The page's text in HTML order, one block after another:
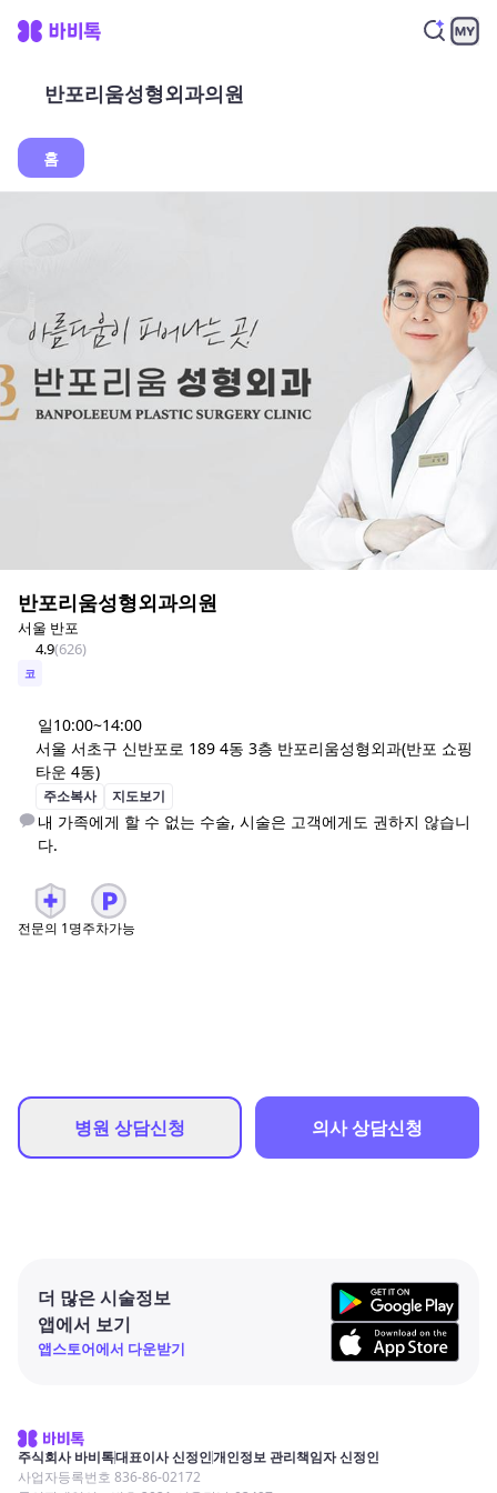
반포리움성형외과의원
홈
반포리움성형외과의원
서울 반포
4.9(626)
코
일10:00~14:00
서울 서초구 신반포로 189 4동 3층 반포리움성형외과(반포 쇼핑
타운 4동)
주소복사 지도보기
내 가족에게 할 수 없는 수술, 시술은 고객에게도 권하지 않습니
다.
전문의 1명주차가능
병원 상담신청 의사 상담신청
더 많은 시술정보
앱에서 보기
앱스토어에서 다운받기
주식회사 바비톡대표이사 신정인개인정보 관리책임자 신정인
사업자등록번호 836-86-02172